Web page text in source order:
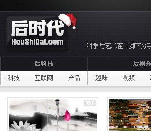
科技 互联网 产品 趣味 视频